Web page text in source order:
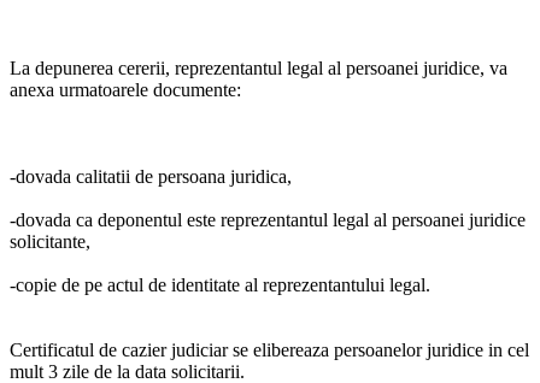
La depunerea cererii, reprezentantul legal al persoanei juridice, va
anexa urmatoarele documente:
-dovada calitatii de persoana juridica,
-dovada ca deponentul este reprezentantul legal al persoanei juridice
solicitante,
-copie de pe actul de identitate al reprezentantului legal.
Certificatul de cazier judiciar se elibereaza persoanelor juridice in cel
mult 3 zile de la data solicitarii.